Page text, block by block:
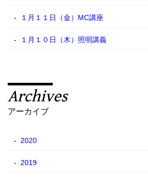
１月１１日（金）MC講座
１月１０日（木）照明講義
Archives
アーカイブ
2020
2019